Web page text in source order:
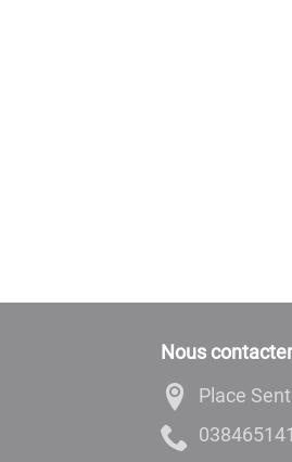
Nous contacter
Place